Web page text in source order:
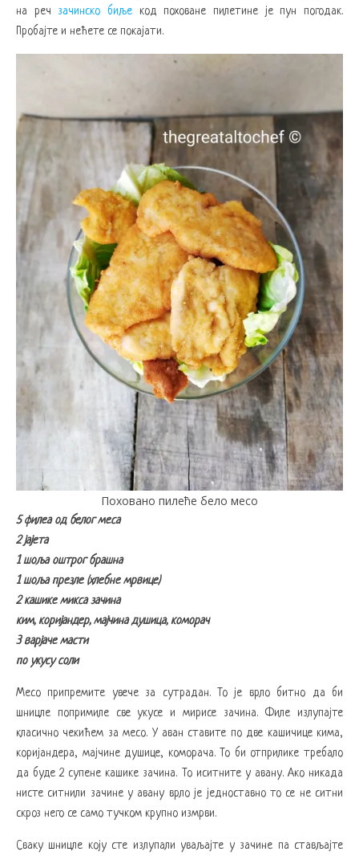
на реч зачинско биље код поховане пилетине је пун погодак.
Пробајте и нећете се покајати.
Поховано пилеће бело месо
5 филеа од белог меса
2 јајета
1 шоља оштрог брашна
1 шоља презле (хлебне мрвице)
2 кашике микса зачина
ким, коријандер, мајчина душица, коморач
3 варјаче масти
по укусу соли
Месо припремите увече за сутрадан. То је врло битно да би
шницле попримиле све укусе и мирисе зачина. Филе излупајте
класично чекићем за месо. У аван ставите по две кашичице кима,
коријандера, мајчине душице, коморача. То би отприлике требало
да буде 2 супене кашике зачина. То иситните у авану. Ако никада
нисте ситнили зачине у авану врло је једноставно то се не ситни
скроз него се само тучком крупно измрви.
Сваку шницле коју сте излупали уваљајте у зачине па стављајте